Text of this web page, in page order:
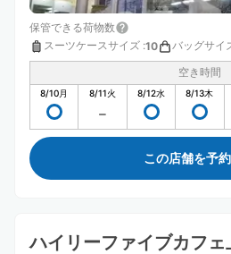
保管できる荷物数
スーツケースサイズ :10 バッグサイ
空き時間
8/10月 8/11火 8/12水 8/13木
この店舗を予
ハイリーファイブカフ